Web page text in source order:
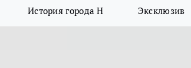
История города Н Эксклюзив